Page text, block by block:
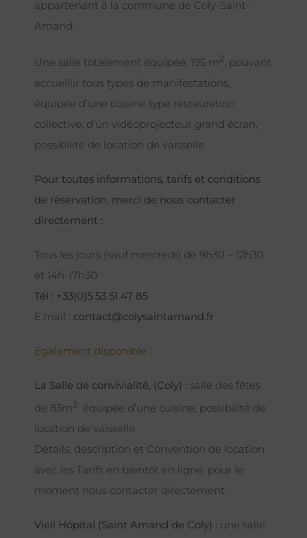
appartenant à la commune de Coly-Saint-
Amand.
Une salle totalement équipée, 195 m2, pouvant
accueillir tous types de manifestations,
équipée d’une cuisine type restauration
collective, d’un vidéoprojecteur grand écran,
possibilité de location de vaisselle.
Pour toutes informations, tarifs et conditions
de réservation, merci de nous contacter
directement :
Tous les jours (sauf mercredi) de 9h30 – 12h30
et 14h-17h30
Tél : +33(0)5 53 51 47 85
E.mail : contact@colysaintamand.fr
Egalement disponible :
La Salle de convivialité, (Coly) : salle des fêtes
de 83m2 équipée d’une cuisine, possibilité de
location de vaisselle.
Détails, description et Convention de location
avec les Tarifs en bientôt en ligne, pour le
moment nous contacter directement.
Vieil Hôpital (Saint Amand de Coly) : une salle